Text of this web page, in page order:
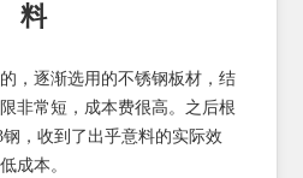
料
，逐渐选用的不锈钢板材，结
非常短，成本费很高。之后根
，收到了出乎意料的实际效
成本。